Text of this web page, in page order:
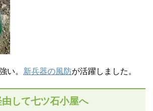
い。 新兵器の風防が活躍しました。
して七ツ石小屋へ